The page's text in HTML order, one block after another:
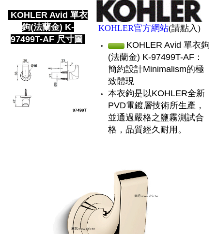
KOHLER Avid 單衣
鉤(法蘭金) K-
97499T-AF 尺寸圖
KOHLER官方網站(請點入)
KOHLER Avid 單衣鉤
(法蘭金) K-97499T-AF：
簡約設計Minimalism的極
致體現
本衣鉤是以KOHLER全新
PVD電鍍層技術所生產，
並通過嚴格之鹽霧測試合
格，品質經久耐用。